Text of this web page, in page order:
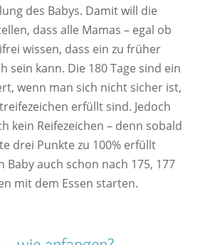
des Babys. Damit will die
dass alle Mamas – egal ob
wissen, dass ein zu früher
sein kann. Die 180 Tage sind ein
wenn man sich nicht sicher ist,
erfüllt sind. Jedoch
kein Reifezeichen – denn sobald
drei Punkte zu 100% erfüllt
Baby auch schon nach 175, 177
mit dem Essen starten.